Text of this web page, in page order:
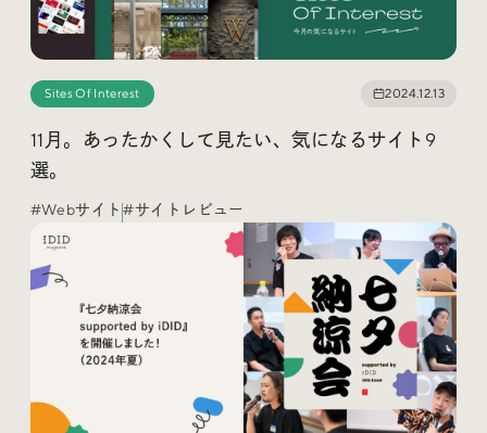
Sites Of Interest 2024.12.13
11月。あったかくして見たい、気になるサイト9
選。
#Webサイト #サイトレビュー